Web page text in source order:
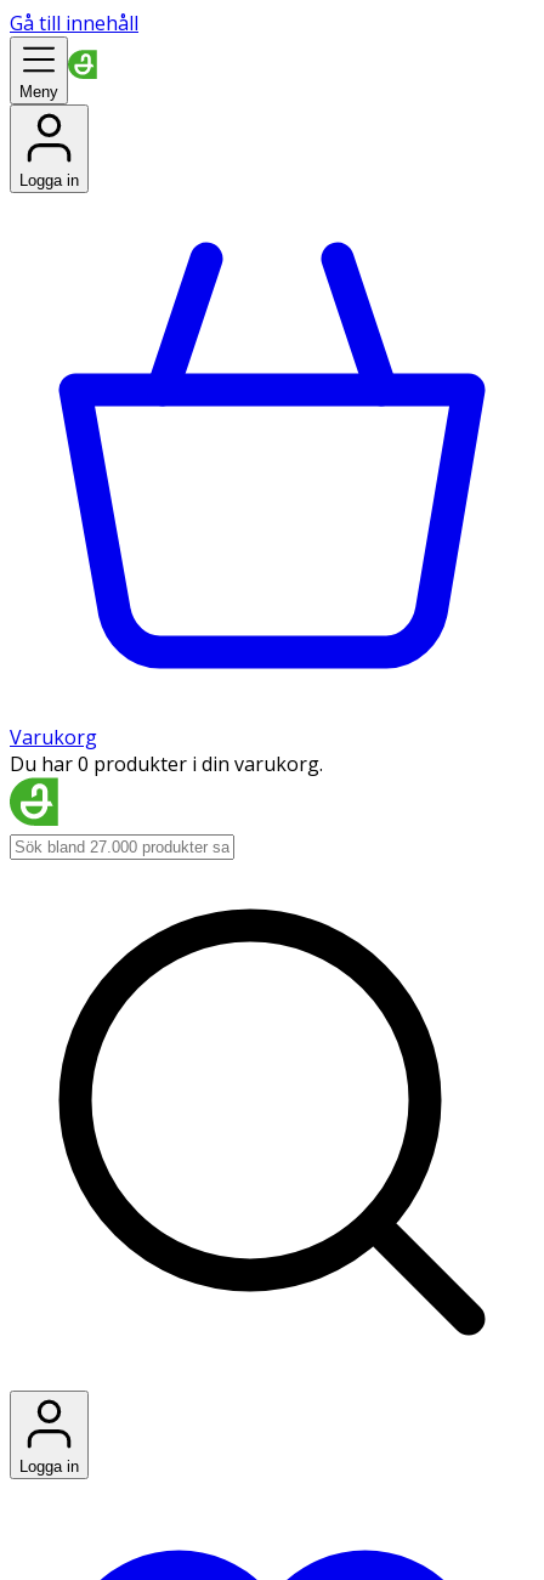
Gå till innehåll
Meny
Logga in
Varukorg
Du har 0 produkter i din varukorg.
Logga in